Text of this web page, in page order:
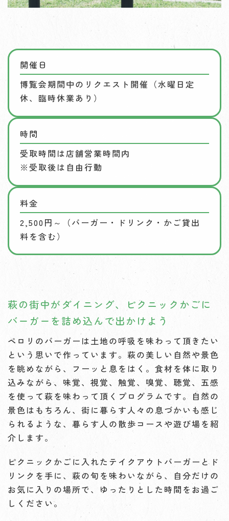
開催日
博覧会期間中のリクエスト開催（水曜日定
休、臨時休業あり）
時間
受取時間は店舗営業時間内
※受取後は自由行動
料金
2,500円～（バーガー・ドリンク・かご貸出
料を含む）
萩の街中がダイニング、ピクニックかごに
バーガーを詰め込んで出かけよう
ペロリのバーガーは土地の呼吸を味わって頂きたい
という思いで作っています。萩の美しい自然や景色
を眺めながら、フーッと息をはく。食材を体に取り
込みながら、味覚、視覚、触覚、嗅覚、聴覚、五感
を使って萩を味わって頂くプログラムです。自然の
景色はもちろん、街に暮らす人々の息づかいも感じ
られるような、暮らす人の散歩コースや遊び場を紹
介します。
ピクニックかごに入れたテイクアウトバーガーとド
リンクを手に、萩の旬を味わいながら、自分だけの
お気に入りの場所で、ゆったりとした時間をお過ご
しください。